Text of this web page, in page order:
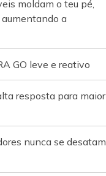
moldam o teu pé,
a
GO leve e reativo
resposta para maior
nunca se desatam